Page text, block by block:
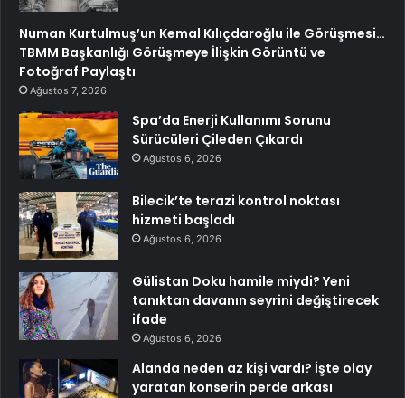
Numan Kurtulmuş’un Kemal Kılıçdaroğlu ile Görüşmesi…
TBMM Başkanlığı Görüşmeye İlişkin Görüntü ve
Fotoğraf Paylaştı
Ağustos 7, 2026
Spa’da Enerji Kullanımı Sorunu
Sürücüleri Çileden Çıkardı
Ağustos 6, 2026
Bilecik’te terazi kontrol noktası
hizmeti başladı
Ağustos 6, 2026
Gülistan Doku hamile miydi? Yeni
tanıktan davanın seyrini değiştirecek
ifade
Ağustos 6, 2026
Alanda neden az kişi vardı? İşte olay
yaratan konserin perde arkası